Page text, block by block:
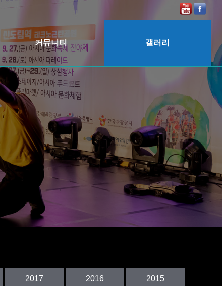
커뮤니티
공지사항
보도자료
갤러리
2024
2023
2022
2020
2019
2018
2015
2017 2016 2015